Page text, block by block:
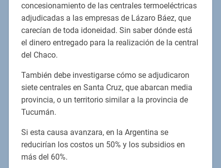
concesionamiento de las centrales termoeléctricas
adjudicadas a las empresas de Lázaro Báez, que
carecían de toda idoneidad. Sin saber dónde está
el dinero entregado para la realización de la central
del Chaco.
También debe investigarse cómo se adjudicaron
siete centrales en Santa Cruz, que abarcan media
provincia, o un territorio similar a la provincia de
Tucumán.
Si esta causa avanzara, en la Argentina se
reducirían los costos un 50% y los subsidios en
más del 60%.